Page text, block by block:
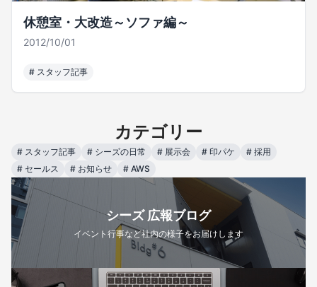
休憩室・大改造～ソファ編～
2012/10/01
# スタッフ記事
カテゴリー
# スタッフ記事 # シーズの日常 # 展示会 # 印パケ # 採用
# セールス # お知らせ # AWS
シーズ 広報ブログ
イベント行事など社内の様子をお届けします